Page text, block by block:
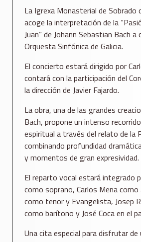
La Igrexa Monasterial de Sobrado
acoge la interpretación de la
Juan” de Johann Sebastian Bach a
Orquesta Sinfónica de Galicia.
El concierto estará dirigido por
contará con la participación del
la dirección de Javier Fajardo.
La obra, una de las grandes
Bach, propone un intenso
espiritual a través del relato de la
combinando profundidad
y momentos de gran expresividad.
El reparto vocal estará integrado
como soprano, Carlos Mena como
como tenor y Evangelista, Josep
como barítono y José Coca en el
Una cita especial para disfrutar de